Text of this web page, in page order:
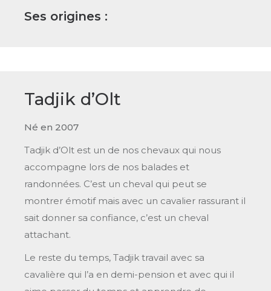
Ses origines :
Tadjik d’Olt
Né en 2007
Tadjik d’Olt est un de nos chevaux qui nous
accompagne lors de nos balades et
randonnées. C’est un cheval qui peut se
montrer émotif mais avec un cavalier rassurant il
sait donner sa confiance, c’est un cheval
attachant.
Le reste du temps, Tadjik travail avec sa
cavalière qui l’a en demi-pension et avec qui il